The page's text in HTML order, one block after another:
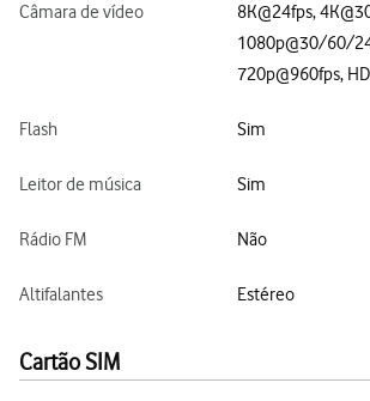
Câmara de vídeo
8K@24fps,
1080p@30/60/
720p@960fps,
Flash Sim
Leitor de música Sim
Rádio FM Não
Altifalantes Estéreo
Cartão SIM